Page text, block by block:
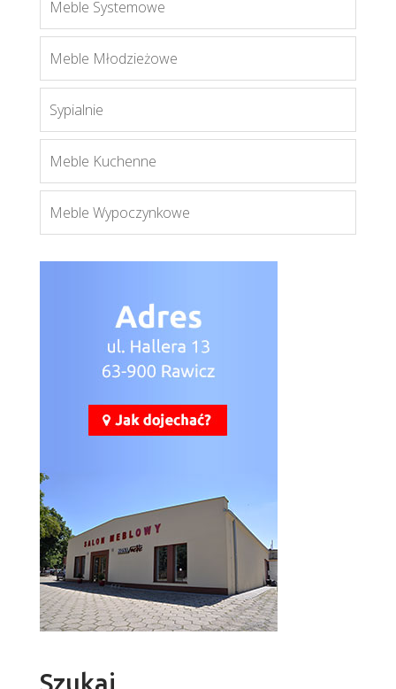
Riko
Meble Systemowe
Meble Młodzieżowe
Sypialnie
Meble Kuchenne
Meble Wypoczynkowe
Szukaj